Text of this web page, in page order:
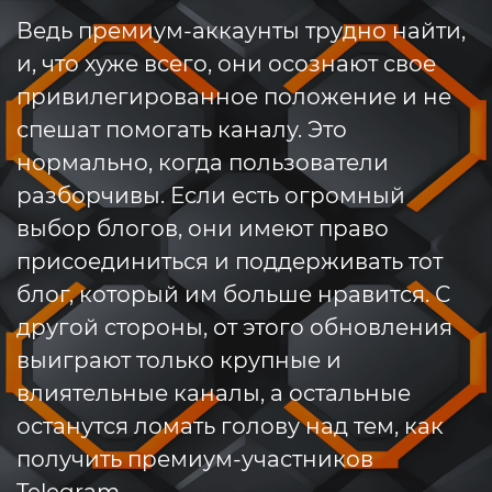
Ведь премиум-аккаунты трудно найти,
и, что хуже всего, они осознают свое
привилегированное положение и не
спешат помогать каналу. Это
нормально, когда пользователи
разборчивы. Если есть огромный
выбор блогов, они имеют право
присоединиться и поддерживать тот
блог, который им больше нравится. С
другой стороны, от этого обновления
выиграют только крупные и
влиятельные каналы, а остальные
останутся ломать голову над тем, как
получить премиум-участников